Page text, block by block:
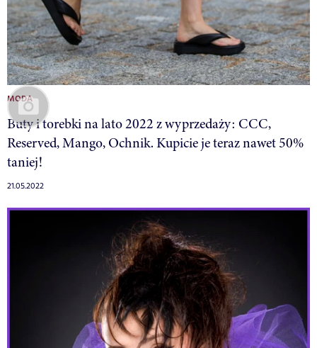
MODA
Buty i torebki na lato 2022 z wyprzedaży: CCC,
Reserved, Mango, Ochnik. Kupicie je teraz nawet 50%
taniej!
21.05.2022